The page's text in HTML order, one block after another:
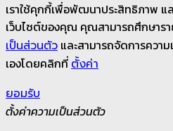
เราใช้คุกกี้เพื่อพัฒนาประสิทธิภาพ แ
เว็บไซต์ของคุณ คุณสามารถศึกษารา
เป็นส่วนตัว และสามารถจัดการควา
เองโดยคลิกที่ตั้งค่า
ยอมรับ
ตั้งค่าความเป็นส่วนตัว